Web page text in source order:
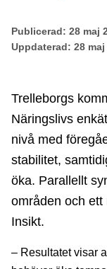
Publicerad: 28 maj
Uppdaterad: 28 maj
Trelleborgs
Näringslivs
nivå med
stabilitet,
öka. Parallellt
områden och ett
Insikt.
– Resultatet visar